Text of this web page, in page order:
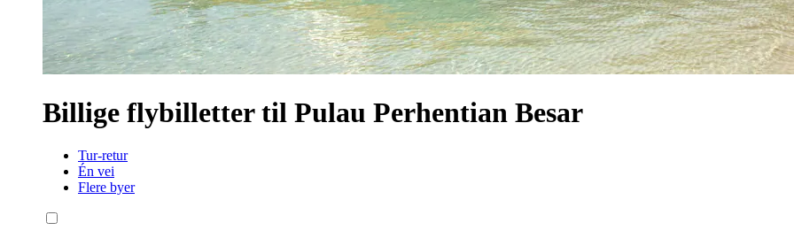
Billige flybilletter til Pulau Perhentian Besar
Tur-retur
Én vei
Flere byer